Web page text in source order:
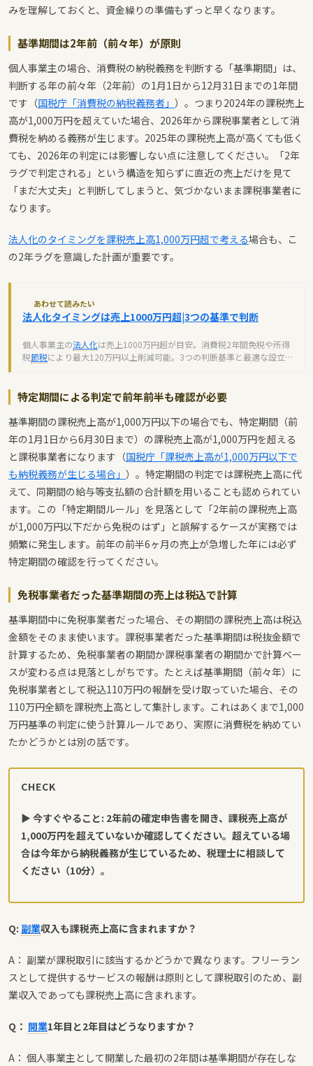
みを理解しておくと、資金繰りの準備もずっと早くなります。
基準期間は2年前（前々年）が原則
個人事業主の場合、消費税の納税義務を判断する「基準期間」は、
判断する年の前々年（2年前）の1月1日から12月31日までの1年間
です（国税庁「消費税の納税義務者」 ）。つまり2024年の課税売上
高が1,000万円を超えていた場合、2026年から課税事業者として消
費税を納める義務が生じます。2025年の課税売上高が高くても低く
ても、2026年の判定には影響しない点に注意してください。「2年
ラグで判定される」という構造を知らずに直近の売上だけを見て
「まだ大丈夫」と判断してしまうと、気づかないまま課税事業者に
なります。
法人化のタイミングを課税売上高1,000万円超で考える場合も、こ
の2年ラグを意識した計画が重要です。
あわせて読みたい
法人化タイミングは売上1000万円超|3つの基準で判断
個人事業主の法人化は売上1000万円超が目安。消費税2年間免税や所得
税節税により最大120万円以上削減可能。3つの判断基準と最適な設立
特定期間による判定で前年前半も確認が必要
基準期間の課税売上高が1,000万円以下の場合でも、特定期間（前
年の1月1日から6月30日まで）の課税売上高が1,000万円を超える
と課税事業者になります（国税庁「課税売上高が1,000万円以下で
も納税義務が生じる場合」 ）。特定期間の判定では課税売上高に代
えて、同期間の給与等支払額の合計額を用いることも認められてい
ます。この「特定期間ルール」を見落として「2年前の課税売上高
が1,000万円以下だから免税のはず」と誤解するケースが実務では
頻繁に発生します。前年の前半6ヶ月の売上が急増した年には必ず
特定期間の確認を行ってください。
免税事業者だった基準期間の売上は税込で計算
基準期間中に免税事業者だった場合、その期間の課税売上高は税込
金額をそのまま使います。課税事業者だった基準期間は税抜金額で
計算するため、免税事業者の期間か課税事業者の期間かで計算ベー
スが変わる点は見落としがちです。たとえば基準期間（前々年）に
免税事業者として税込110万円の報酬を受け取っていた場合、その
110万円全額を課税売上高として集計します。これはあくまで1,000
万円基準の判定に使う計算ルールであり、実際に消費税を納めてい
たかどうかとは別の話です。
CHECK
▶ 今すぐやること: 2年前の確定申告書を開き、課税売上高が
1,000万円を超えていないか確認してください。超えている場
合は今年から納税義務が生じているため、税理士に相談して
ください（10分）。
Q: 副業収入も課税売上高に含まれますか？
A： 副業が課税取引に該当するかどうかで異なります。フリーラン
スとして提供するサービスの報酬は原則として課税取引のため、副
業収入であっても課税売上高に含まれます。
Q： 開業1年目と2年目はどうなりますか？
A： 個人事業主として開業した最初の2年間は基準期間が存在しな